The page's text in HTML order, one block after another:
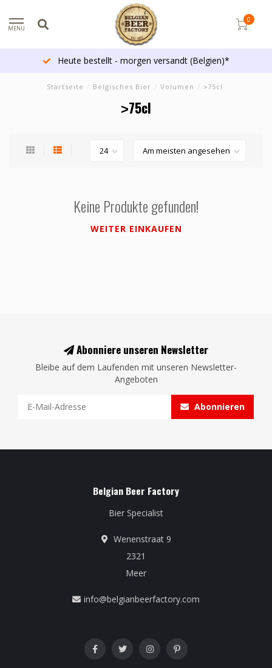
MENU
0
Heute bestellt - morgen versandt (Belgien)*
Startseite / Belgisches Bier / Volumen / ˃75cl
˃75cl
Keine Produkte gefunden!
WEITER EINKAUFEN
Abonniere unseren Newsletter
Bleibe auf dem Laufenden mit unseren Newsletter-
Angeboten
Abonnieren
Belgian Beer Factory
Bier Specialist
Wenenstraat 9
2321
Meer
info@belgianbeerfactory.com